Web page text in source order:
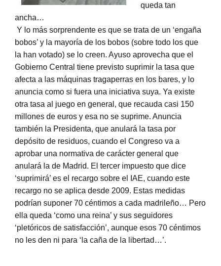
queda tan
ancha…
Y lo más sorprendente es que se trata de un ‘engaña
bobos’ y la mayoría de los bobos (sobre todo los que
la han votado) se lo creen. Ayuso aprovecha que el
Gobierno Central tiene previsto suprimir la tasa que
afecta a las máquinas tragaperras en los bares, y lo
anuncia como si fuera una iniciativa suya. Ya existe
otra tasa al juego en general, que recauda casi 150
millones de euros y esa no se suprime. Anuncia
también la Presidenta, que anulará la tasa por
depósito de residuos, cuando el Congreso va a
aprobar una normativa de carácter general que
anulará la de Madrid. El tercer impuesto que dice
‘suprimirá’ es el recargo sobre el IAE, cuando este
recargo no se aplica desde 2009. Estas medidas
podrían suponer 70 céntimos a cada madrileño… Pero
ella queda ‘como una reina’ y sus seguidores
‘pletóricos de satisfacción’, aunque esos 70 céntimos
no les den ni para ‘la caña de la libertad…’.